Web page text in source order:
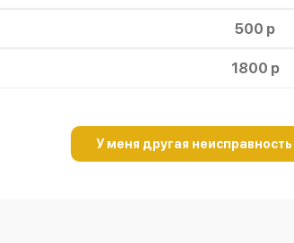
500 р
1800 р
У меня другая неисправность